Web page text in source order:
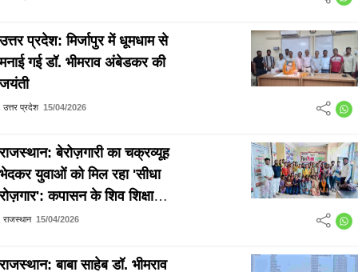
उत्तर प्रदेश: मिर्जापुर में धूमधाम से
मनाई गई डॉ. भीमराव अंबेडकर की
जयंती
उत्तर प्रदेश 15/04/2026
राजस्थान: बेरोज़गारी का चक्रव्यूह
भेदकर युवाओं को मिल रहा 'सीधा
रोज़गार': कपासन के शिव शिक्षा
संस्थान ने रचा स्वावलंबन का नया
राजस्थान 15/04/2026
राजस्थान: बाबा साहेब डॉ. भीमराव